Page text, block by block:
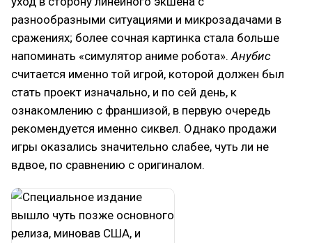
разнообразными ситуациями и микрозадачами в
сражениях; более сочная картинка стала больше
напоминать «симулятор аниме робота».Анубис
считается именно той игрой, которой должен был
стать проект изначально, и по сей день, к
ознакомлению с франшизой, в первую очередь
рекомендуется именно сиквел. Однако продажи
игры оказались значительно слабее, чуть ли не
вдвое, по сравнению с оригиналом.